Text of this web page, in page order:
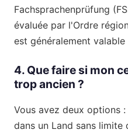
Fachsprachenprüfung
évaluée par l'Ordre
est généralement valable
4. Que faire si mon
trop ancien ?
Vous avez deux options
dans un Land sans limite